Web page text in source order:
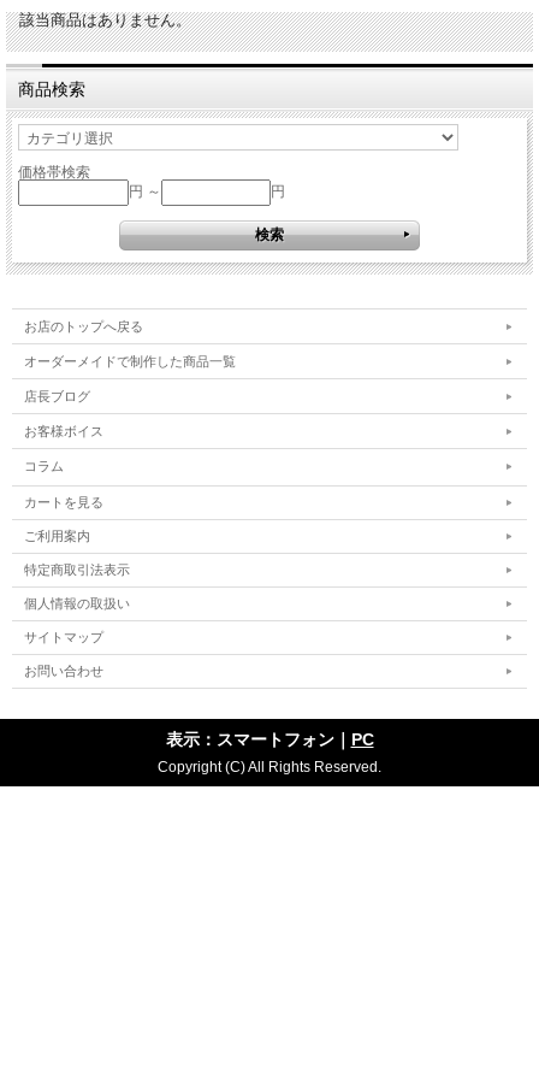
該当商品はありません。
商品検索
価格帯検索
円 ～
円
お店のトップへ戻る
オーダーメイドで制作した商品一覧
店長ブログ
お客様ボイス
コラム
カートを見る
ご利用案内
特定商取引法表示
個人情報の取扱い
サイトマップ
お問い合わせ
表示：スマートフォン｜ PC
Copyright (C) All Rights Reserved.